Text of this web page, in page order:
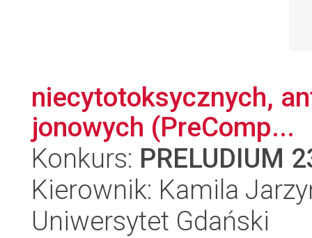
niecytotoksycznych,
jonowych (PreComp...
Konkurs: PRELUDIUM
Kierownik: Kamila
Uniwersytet Gdański